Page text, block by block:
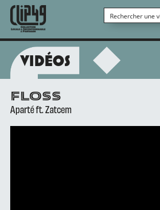
VIDÉOS
FLOSS
Aparté ft. Zatcem